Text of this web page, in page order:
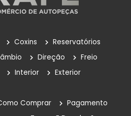
Coxins
Reservatórios
Direção
Freio
Interior Exterior
Comprar
Pagamento